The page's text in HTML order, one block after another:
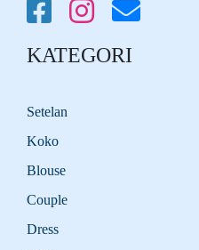
KATEGORI
Setelan
Koko
Blouse
Couple
Dress